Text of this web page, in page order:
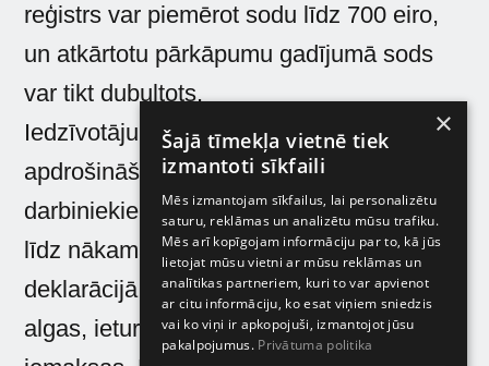
reģistrs var piemērot sodu līdz 700 eiro,
un atkārtotu pārkāpumu gadījumā sods
var tikt dubultots.
Iedzīvotāju ienākuma nodokļa un sociālās
apdrošināšanas iemaksu deklarācija par
darbiniekiem ir jāiesniedz katru mēnesi
līdz nākamā mēneša 15 datumam. Šajā
deklarācijā ir jānorāda visu darbinieku
algas, ieturētie nodokļi un sociālās
×
Šajā tīmekļa vietnē tiek
izmantoti sīkfaili
Mēs izmantojam sīkfailus, lai personalizētu
saturu, reklāmas un analizētu mūsu trafiku.
Mēs arī kopīgojam informāciju par to, kā jūs
lietojat mūsu vietni ar mūsu reklāmas un
analītikas partneriem, kuri to var apvienot
ar citu informāciju, ko esat viņiem sniedzis
vai ko viņi ir apkopojuši, izmantojot jūsu
pakalpojumus. Privātuma politika